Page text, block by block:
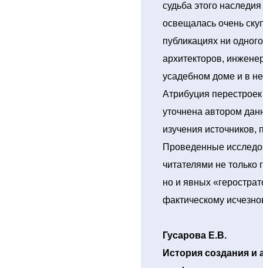
судьба этого
освещалась очень
публикациях ни
архитекторов,
усадебном доме и в
Атрибуция
уточнена автором
изучения
Проведенные
читателями не только
но и явных
фактическому
Гусарова Е.В.
История создания